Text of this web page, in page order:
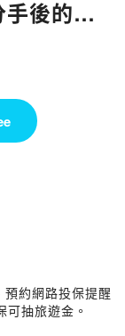
後的兩
約網路投保提醒
抽旅遊金。